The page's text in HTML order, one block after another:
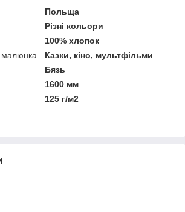
Польща
Різні кольори
100% хлопок
малюнка
Казки, кіно, мультфільми
Бязь
1600 мм
125 г/м2